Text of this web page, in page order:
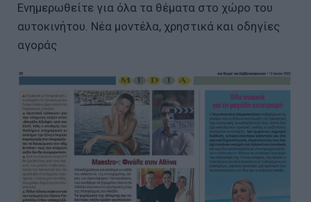
Ενημερωθείτε για όλα τα θέματα στο χώρο του
αυτοκινήτου. Νέα μοντέλα, χρηστικά και οδηγίες
αγοράς